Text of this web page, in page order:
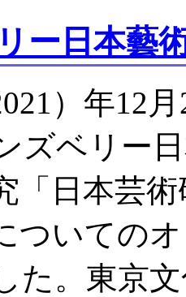
ー日本藝
）年12
ズベリー
「日本芸
ついての
た。東京